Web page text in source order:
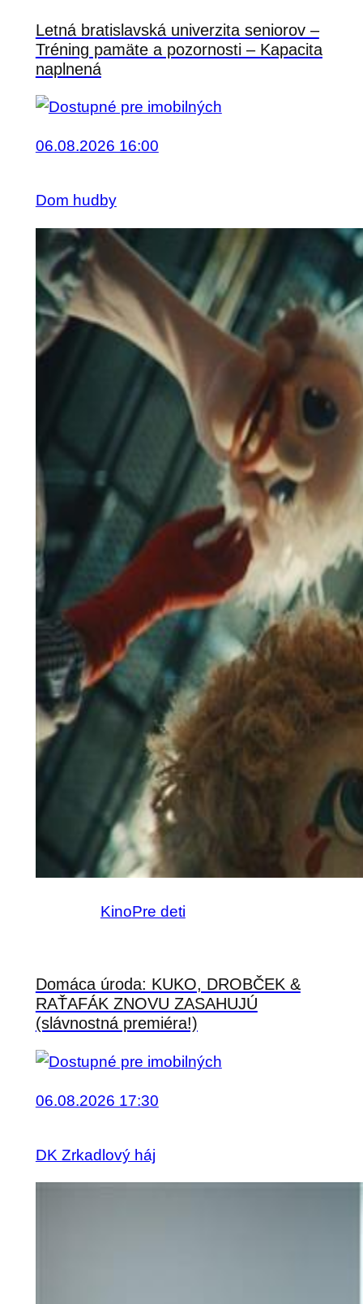
Letná bratislavská univerzita seniorov –
Tréning pamäte a pozornosti – Kapacita
naplnená
06.08.2026 16:00
Dom hudby
KinoPre deti
Domáca úroda: KUKO, DROBČEK &
RAŤAFÁK ZNOVU ZASAHUJÚ
(slávnostná premiéra!)
06.08.2026 17:30
DK Zrkadlový háj